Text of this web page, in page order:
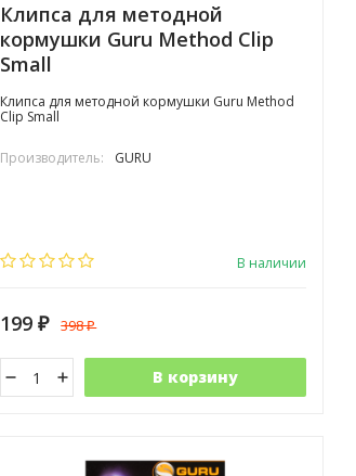
Клипса для методной
кормушки Guru Method Clip
Small
Клипса для методной кормушки Guru Method
Clip Small
Производитель: GURU
В наличии
199₽ 398₽
В корзину